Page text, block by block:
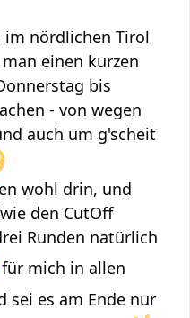
im nördlichen Tirol
einen kurzen
bis
- von wegen
auch um g'scheit
wohl drin, und
den CutOff
Runden natürlich
für mich in allen
sei es am Ende nur